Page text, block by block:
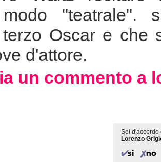
"teatrale".
Oscar e che
d'attore.
un commento a
Sei d'accordo
Lorenzo